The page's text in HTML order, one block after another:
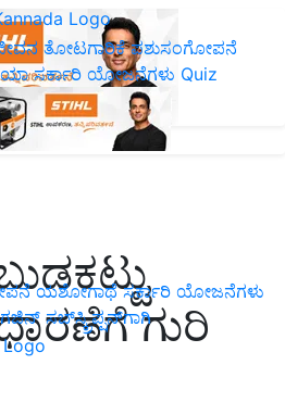
ತೋಟಗಾರಿಕೆಪಶುಸಂಗೋಪನೆ
ಸರ್ಕಾರಿ ಯೋಜನೆಗಳು Quiz
ಯಶೋಗಾಥೆ ಸರ್ಕಾರಿ ಯೋಜನೆಗಳು
ಸಬ್‌ಸ್ಕ್ರಿಪ್ಷನ್‌ಗಾಗಿಗುರಿ